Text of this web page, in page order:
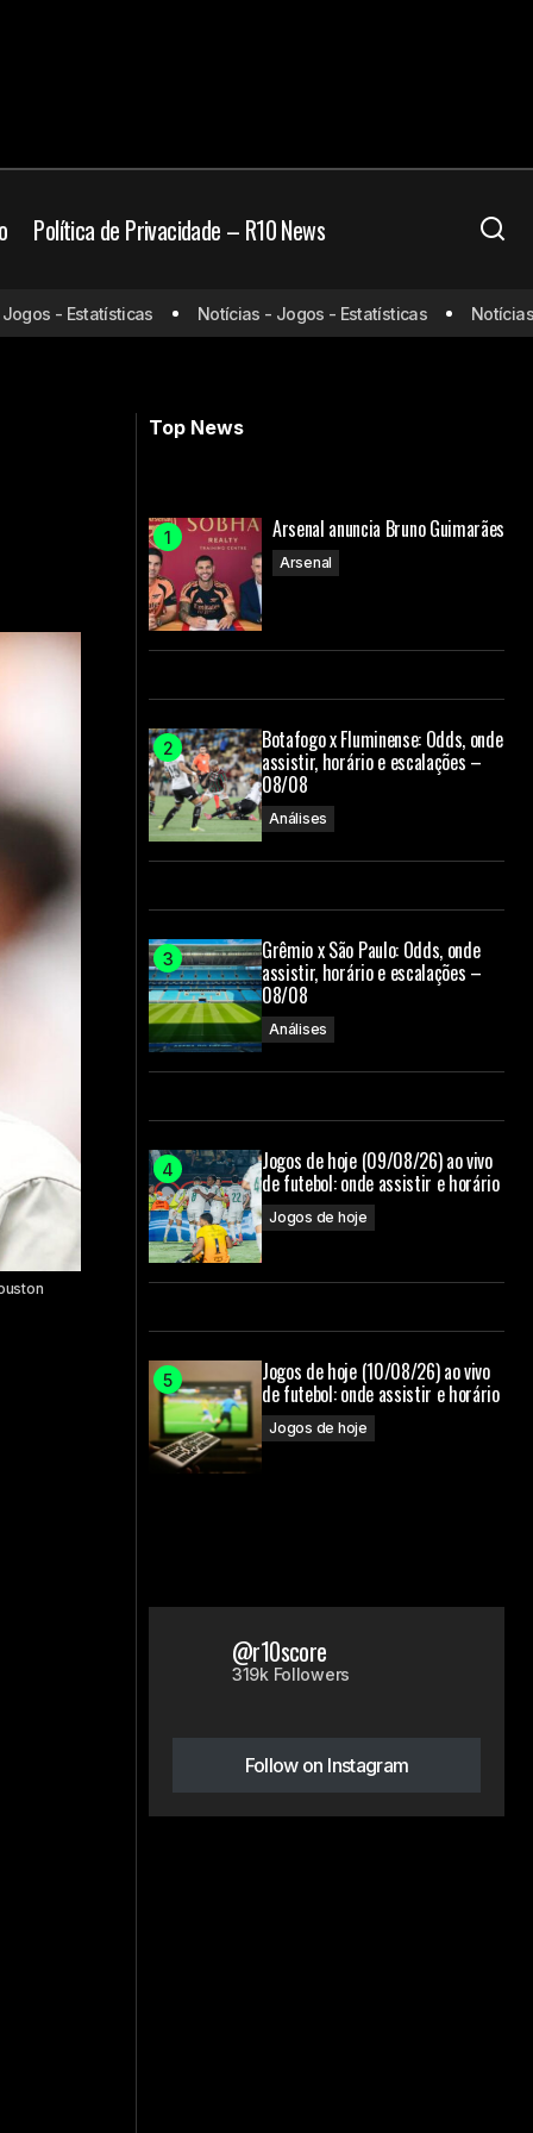
Política de Privacidade – R10 News
Portugal x Espanha: Odds, onde
assistir, horário e escalações – 06/07
- Estatísticas Notícias - Jogos - Estatísticas Notícias -
Top News
Arsenal anuncia Bruno Guimarães
Arsenal
Botafogo x Fluminense: Odds, onde
assistir, horário e escalações –
08/08
Análises
Grêmio x São Paulo: Odds, onde
assistir, horário e escalações –
08/08
Análises
Jogos de hoje (09/08/26) ao vivo
de futebol: onde assistir e horário
Jogos de hoje
Jogos de hoje (10/08/26) ao vivo
de futebol: onde assistir e horário
Jogos de hoje
@r10score
319k Followers
Follow on Instagram